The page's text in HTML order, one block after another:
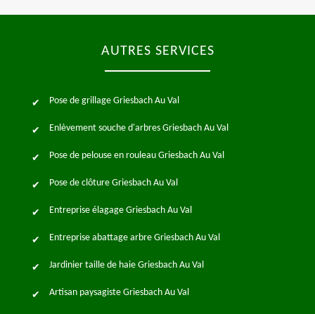
AUTRES SERVICES
Pose de grillage Griesbach Au Val
Enlèvement souche d'arbres Griesbach Au Val
Pose de pelouse en rouleau Griesbach Au Val
Pose de clôture Griesbach Au Val
Entreprise élagage Griesbach Au Val
Entreprise abattage arbre Griesbach Au Val
Jardinier taille de haie Griesbach Au Val
Artisan paysagiste Griesbach Au Val